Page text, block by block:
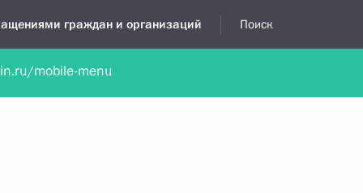
граждан и организаций Поиск
Обратиться в устной форме
mobile-menu